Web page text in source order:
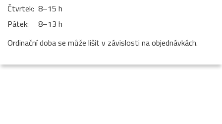
Čtvrtek: 8–⁠15 h
Pátek:
8–⁠13 h
Ordinační doba se může lišit v závislosti na objednávkách.